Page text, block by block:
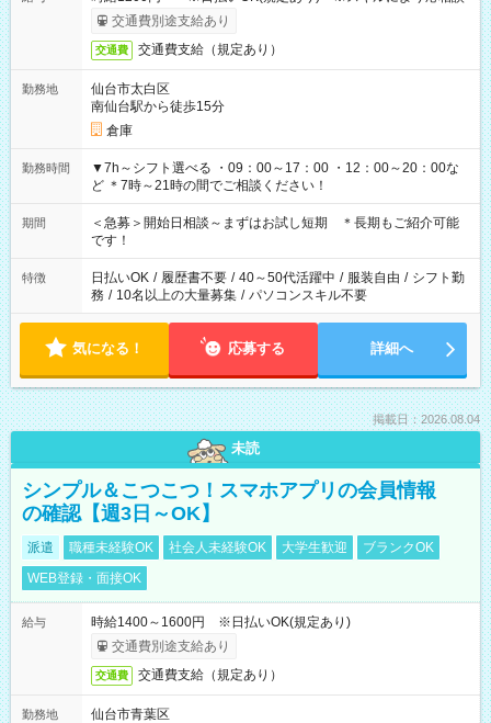
交通費別途支給あり
交通費 交通費支給（規定あり）
勤務地
仙台市太白区
南仙台駅から徒歩15分
倉庫
勤務時間
▼7h～シフト選べる ・09：00～17：00 ・12：00～20：00な
ど ＊7時～21時の間でご相談ください！
期間
＜急募＞開始日相談～まずはお試し短期 ＊長期もご紹介可能
です！
特徴 日払いOK / 履歴書不要 / 40～50代活躍中 / 服装自由 / シフト勤
務 / 10名以上の大量募集 / パソコンスキル不要
気になる！ 応募する 詳細へ
掲載日：2026.08.04
未読
シンプル＆こつこつ！スマホアプリの会員情報
の確認【週3日～OK】
派遣 職種未経験OK 社会人未経験OK 大学生歓迎
ブランクOK
WEB登録・面接OK
給与
時給1400～1600円 ※日払いOK(規定あり)
交通費別途支給あり
交通費 交通費支給（規定あり）
勤務地
仙台市青葉区